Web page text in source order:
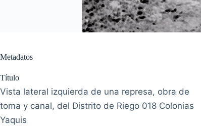
Metadatos
Título
Vista lateral izquierda de una represa, obra de
toma y canal, del Distrito de Riego 018 Colonias
Yaquis